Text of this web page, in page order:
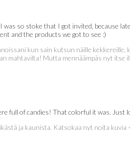
so stoke that I got invited, because
and the products we got to see :)
kun sain kutsun näille
mahtavilta! Mutta mennäämpäs nyt itse
full of candies! That colorful it was. Just
ja kaunista. Katsokaa nyt noita kuvia